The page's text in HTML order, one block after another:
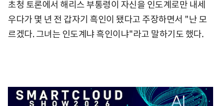
초청 토론에서 해리스 부통령이 자신을 인도계로만 내세
우다가 몇 년 전 갑자기 흑인이 됐다고 주장하면서 "난 모
르겠다. 그녀는 인도계냐 흑인이냐"라고 말하기도 했다.